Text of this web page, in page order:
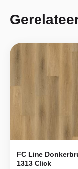
FC Line
1313 Click